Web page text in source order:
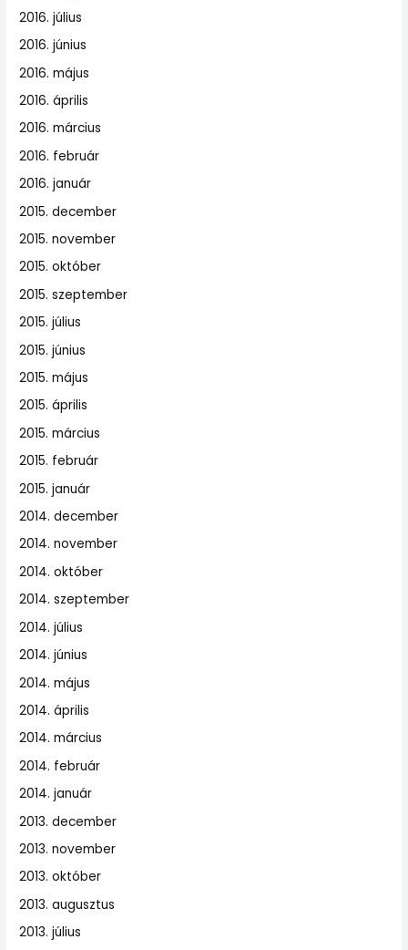
2016. július
2016. június
2016. május
2016. április
2016. március
2016. február
2016. január
2015. december
2015. november
2015. október
2015. szeptember
2015. július
2015. június
2015. május
2015. április
2015. március
2015. február
2015. január
2014. december
2014. november
2014. október
2014. szeptember
2014. július
2014. június
2014. május
2014. április
2014. március
2014. február
2014. január
2013. december
2013. november
2013. október
2013. augusztus
2013. július